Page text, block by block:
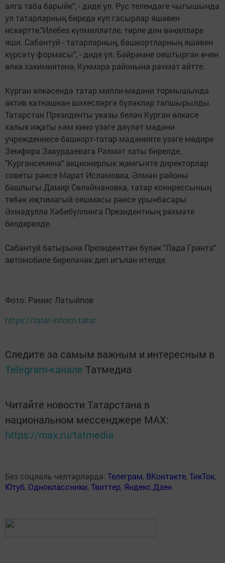
алга таба барыйк", - диде ул. Рус телендәге чыгышында
ул татарларның биредә күп гасырлар яшәвен
искәртте."Илебез күпмилләтле, төрле дин вәкилләре
яши. Сабантуй - татарларның, башкортларның яшәвен
күрсәтү формасы", - диде ул. Бәйрәмне оештырган өчен
өлкә хакимиятенә, Кукмара районына рәхмәт әйтте.
Курган өлкәсендә татар милли-мәдәни тормышында
актив катнашкан шәхесләргә бүләкләр тапшырылды.
Татарстан Президенты указы белән Курган өлкәсе
халык иҗаты һәм кино үзәге дәүләт мәдәни
учреждениесе башкорт-татар мәдәнияте үзәге мөдире
Земфира Закурдаевага Рәхмәт хаты бирелде.
"Кургансемена" акционерлык җәмгыяте директорлар
советы рәисе Марат Исламовка, Әлмән районы
башлыгы Дамир Сөләймановка, татар коннрессының
төбәк иҗтимагый оешмасы рәисе урынбасары
Әхмәдулла Хәбибуллинга Президентның рәхмәте
белдерелде.
Сабантуй батырына Президенттан бүләк "Лада Гранта"
автомобиле биреләчәк дип игълан ителде.
Фото: Рәмис Латыйпов
https://tatar-inform.tatar
Следите за самым важным и интересным в
Telegram-канале Татмедиа
Читайте новости Татарстана в
национальном мессенджере MАХ:
https://max.ru/tatmedia
Без социаль челтәрләрдә: Телеграм, ВКонтакте,ТикТок,
Ютуб, Одноклассники,Твиттер, Яндекс.Дзен